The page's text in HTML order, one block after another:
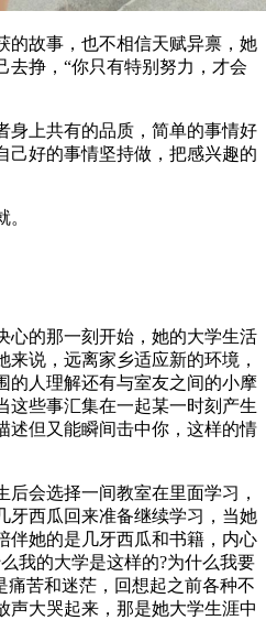
故事，也不相信天赋异禀，她
去挣，“你只有特别努力，才会
上共有的品质，简单的事情好
己好的事情坚持做，把感兴趣的
的那一刻开始，她的大学生活
说，远离家乡适应新的环境，
的人理解还有与室友之间的小摩
这些事汇集在一起某一时刻产生
述但又能瞬间击中你，这样的情
会选择一间教室在里面学习，
牙西瓜回来准备继续学习，当她
伴她的是几牙西瓜和书籍，内心
我的大学是这样的?为什么我要
痛苦和迷茫，回想起之前各种不
声大哭起来，那是她大学生涯中